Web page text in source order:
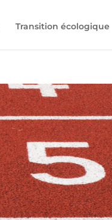
Transition écologique